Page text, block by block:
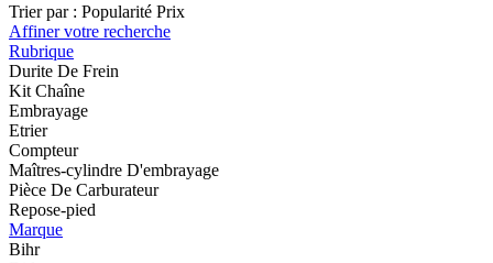
Trier par : Popularité Prix
Affiner votre recherche
Rubrique
Durite De Frein
Kit Chaîne
Embrayage
Etrier
Compteur
Maîtres-cylindre D'embrayage
Pièce De Carburateur
Repose-pied
Marque
Bihr